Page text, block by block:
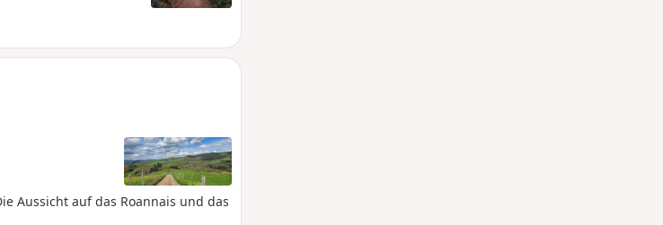
Aussicht auf das Roannais und das